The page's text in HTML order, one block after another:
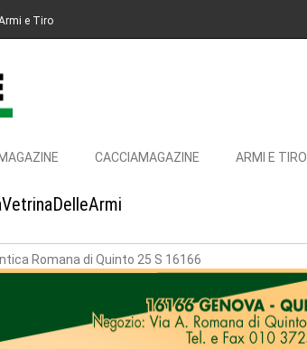
e Tiro
CACCIAMAGAZINE ARMI E TIRO
Romana di Quinto 25 S 16166